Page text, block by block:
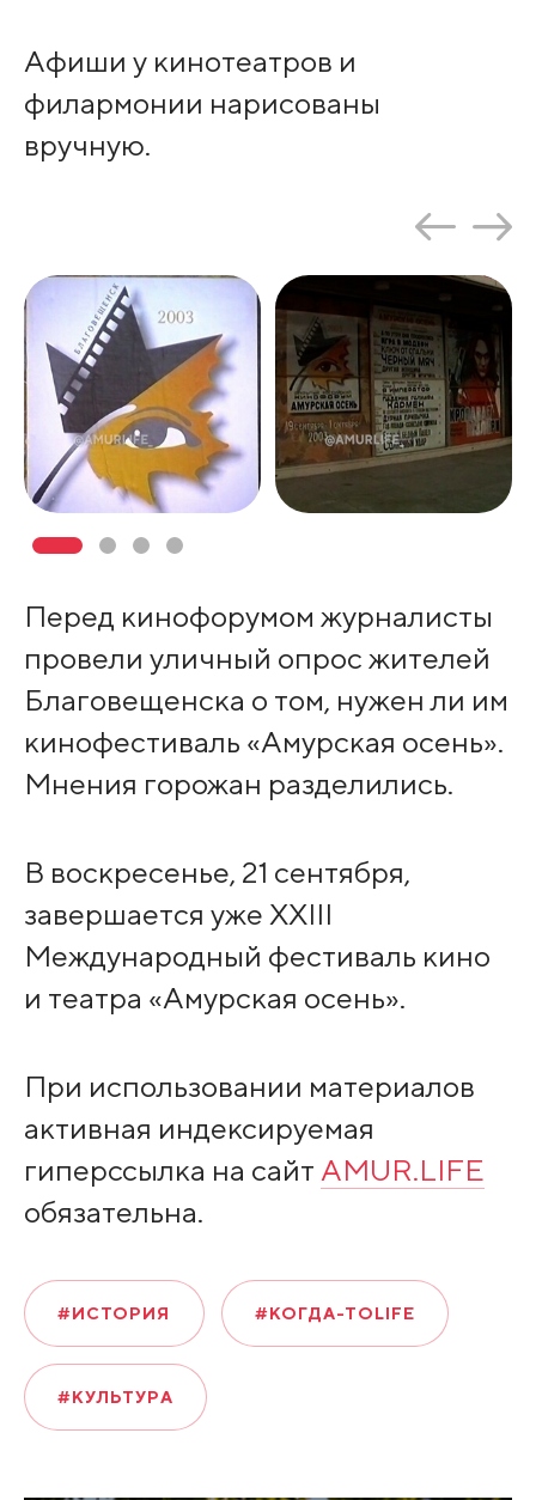
Афиши у кинотеатров и
филармонии нарисованы
вручную.
Перед кинофорумом журналисты
провели уличный опрос жителей
Благовещенска о том, нужен ли им
кинофестиваль «Амурская осень».
Мнения горожан разделились.
В воскресенье, 21 сентября,
завершается уже XXIII
Международный фестиваль кино
и театра «Амурская осень».
При использовании материалов
активная индексируемая
гиперссылка на сайт AMUR.LIFE
обязательна.
#ИСТОРИЯ #КОГДА-ТОLIFE
#КУЛЬТУРА